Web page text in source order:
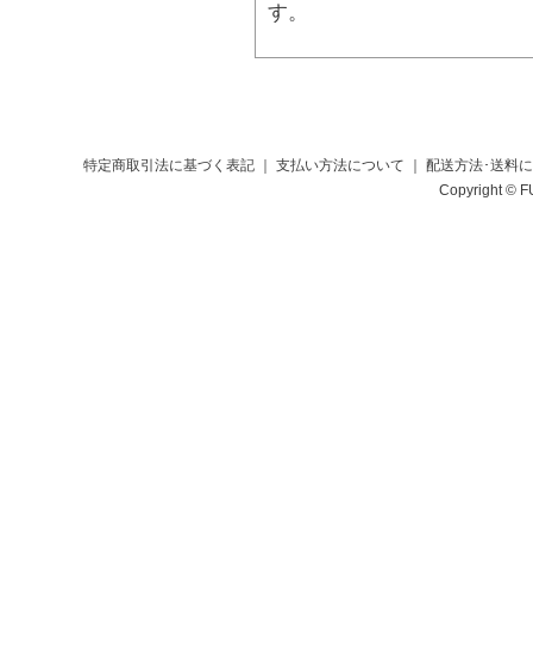
す。
特定商取引法に基づく表記｜ 支払い方法について
配送方法･送料
Copyright ©